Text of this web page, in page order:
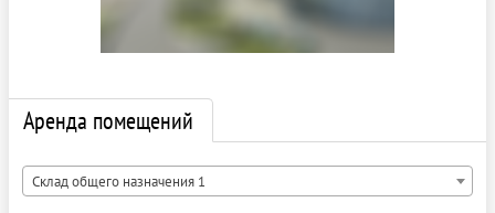
Аренда помещений
Склад общего назначения 1